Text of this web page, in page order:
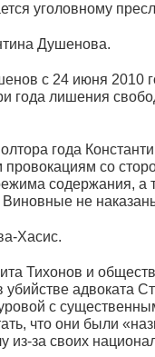
уголовному
Душенова.
с 24 июня 2010
года лишения
года
провокациям со
содержания, а
не
Хасис.
Тихонов и
адвоката
с
что они были
из-за своих